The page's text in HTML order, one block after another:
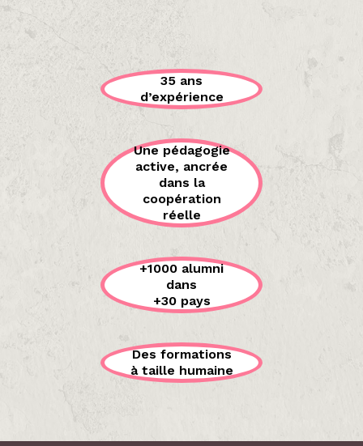
35 ans
d’expérience
Une pédagogie
active, ancrée
dans la
coopération
réelle
+1000 alumni
dans
+30 pays
Des formations
à taille humaine